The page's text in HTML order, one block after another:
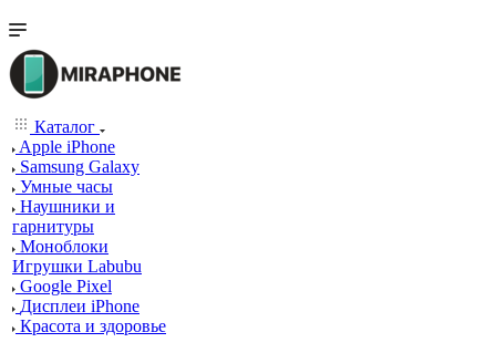
Каталог
Apple iPhone
Samsung Galaxy
Умные часы
Наушники и
гарнитуры
Моноблоки
Игрушки Labubu
Google Pixel
Дисплеи iPhone
Красота и здоровье